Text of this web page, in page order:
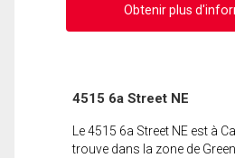
Obtenir plus
4515 6a Street NE
Le 4515 6a Street NE est à
trouve dans la zone de